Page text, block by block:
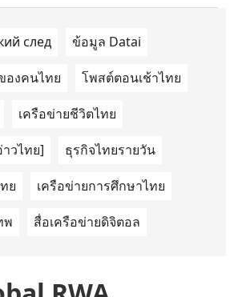
след ข้อมูล Datai
องคนไทย โพสต์ตอนเช้าไทย
เครือข่ายชีวิตไทย
วไทย] ธุรกิจไทยรายวัน
ย เครือข่ายการศึกษาไทย
พ สื่อเครือข่ายดิจิตอล